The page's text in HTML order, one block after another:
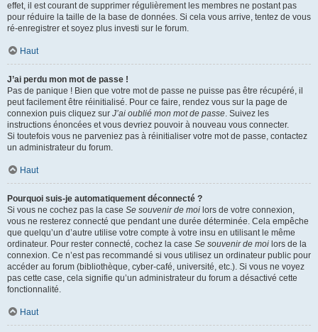
effet, il est courant de supprimer régulièrement les membres ne postant pas
pour réduire la taille de la base de données. Si cela vous arrive, tentez de vous
ré-enregistrer et soyez plus investi sur le forum.
Haut
J’ai perdu mon mot de passe !
Pas de panique ! Bien que votre mot de passe ne puisse pas être récupéré, il
peut facilement être réinitialisé. Pour ce faire, rendez vous sur la page de
connexion puis cliquez sur J’ai oublié mon mot de passe. Suivez les
instructions énoncées et vous devriez pouvoir à nouveau vous connecter.
Si toutefois vous ne parveniez pas à réinitialiser votre mot de passe, contactez
un administrateur du forum.
Haut
Pourquoi suis-je automatiquement déconnecté ?
Si vous ne cochez pas la case Se souvenir de moi lors de votre connexion,
vous ne resterez connecté que pendant une durée déterminée. Cela empêche
que quelqu’un d’autre utilise votre compte à votre insu en utilisant le même
ordinateur. Pour rester connecté, cochez la case Se souvenir de moi lors de la
connexion. Ce n’est pas recommandé si vous utilisez un ordinateur public pour
accéder au forum (bibliothèque, cyber-café, université, etc.). Si vous ne voyez
pas cette case, cela signifie qu’un administrateur du forum a désactivé cette
fonctionnalité.
Haut